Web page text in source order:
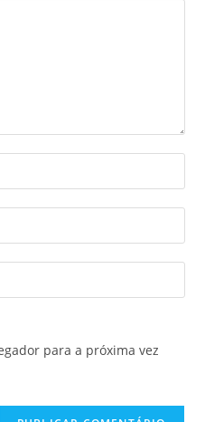
para a próxima vez